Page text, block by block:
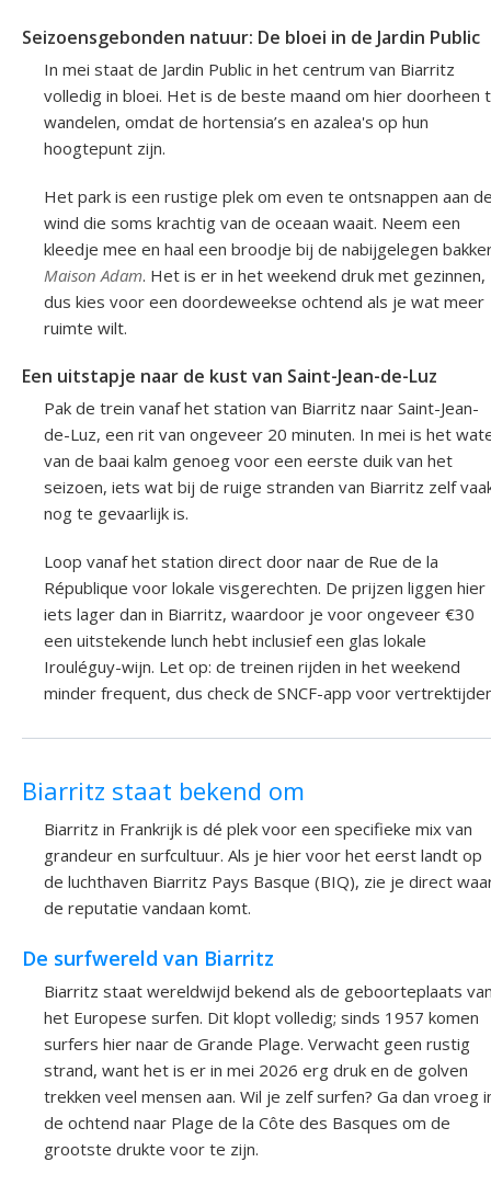
Seizoensgebonden natuur: De bloei in de Jardin Public
In mei staat de Jardin Public in het centrum van Biarritz
volledig in bloei. Het is de beste maand om hier doorheen
wandelen, omdat de hortensia’s en azalea's op hun
hoogtepunt zijn.
Het park is een rustige plek om even te ontsnappen aan
wind die soms krachtig van de oceaan waait. Neem een
kleedje mee en haal een broodje bij de nabijgelegen
Maison Adam. Het is er in het weekend druk met gezinnen,
dus kies voor een doordeweekse ochtend als je wat meer
ruimte wilt.
Een uitstapje naar de kust van Saint-Jean-de-Luz
Pak de trein vanaf het station van Biarritz naar Saint-Jean-
de-Luz, een rit van ongeveer 20 minuten. In mei is het
van de baai kalm genoeg voor een eerste duik van het
seizoen, iets wat bij de ruige stranden van Biarritz zelf
nog te gevaarlijk is.
Loop vanaf het station direct door naar de Rue de la
République voor lokale visgerechten. De prijzen liggen hier
iets lager dan in Biarritz, waardoor je voor ongeveer €30
een uitstekende lunch hebt inclusief een glas lokale
Irouléguy-wijn. Let op: de treinen rijden in het weekend
minder frequent, dus check de SNCF-app voor
Biarritz staat bekend om
Biarritz in Frankrijk is dé plek voor een specifieke mix van
grandeur en surfcultuur. Als je hier voor het eerst landt op
de luchthaven Biarritz Pays Basque (BIQ), zie je direct
de reputatie vandaan komt.
De surfwereld van Biarritz
Biarritz staat wereldwijd bekend als de geboorteplaats
het Europese surfen. Dit klopt volledig; sinds 1957 komen
surfers hier naar de Grande Plage. Verwacht geen rustig
strand, want het is er in mei 2026 erg druk en de golven
trekken veel mensen aan. Wil je zelf surfen? Ga dan vroeg
de ochtend naar Plage de la Côte des Basques om de
grootste drukte voor te zijn.